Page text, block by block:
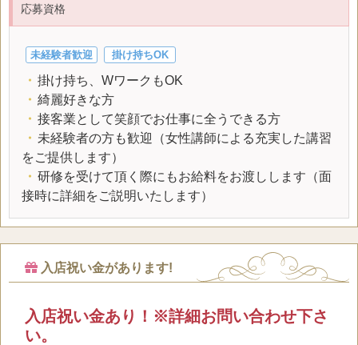
応募資格
未経験者歓迎 掛け持ちOK
・ 掛け持ち、WワークもOK
・ 綺麗好きな方
・ 接客業として笑顔でお仕事に全うできる方
・ 未経験者の方も歓迎（女性講師による充実した講習
をご提供します）
・ 研修を受けて頂く際にもお給料をお渡しします（面
接時に詳細をご説明いたします）
入店祝い金があります!
入店祝い金あり！※詳細お問い合わせ下さ
い。